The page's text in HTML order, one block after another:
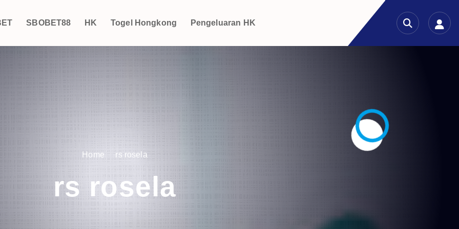
SBOBET88 HK Togel Hongkong Pengeluaran HK
Home rs rosela
rs rosela